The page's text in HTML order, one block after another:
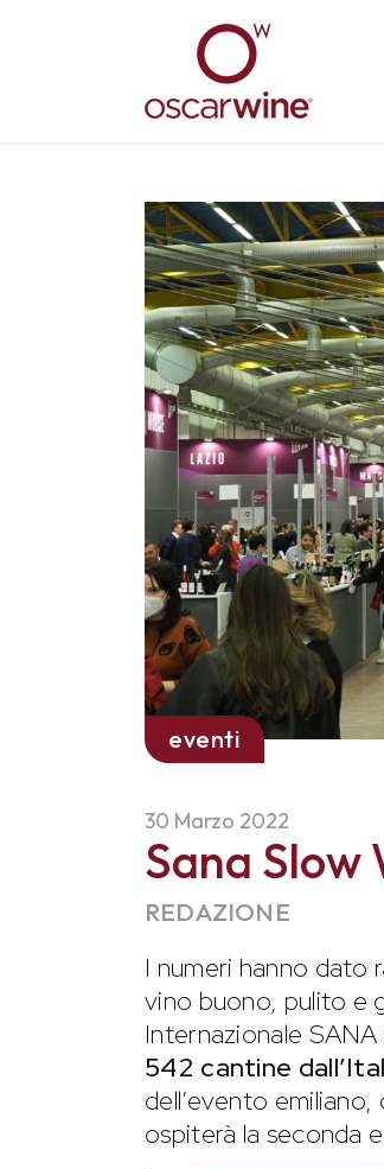
eventi
30 Marzo 2022
Sana Slow
REDAZIONE
I numeri hanno dato
vino buono, pulito e
Internazionale
542 cantine
dell’evento
ospiterà la seconda